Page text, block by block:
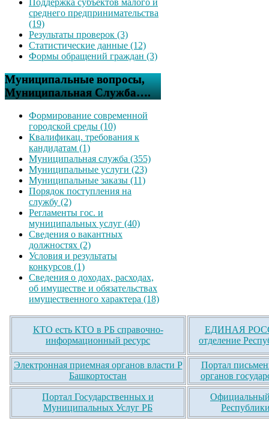
среднего предпринимательства
(19)
Результаты проверок (3)
Статистические данные (12)
Формы обращений граждан (3)
Муниципальные вопросы,
Муниципальная Служба….
Формирование современной
городской среды (10)
Квалификац. требования к
кандидатам (1)
Муниципальная служба (355)
Муниципальные услуги (23)
Муниципальные заказы (11)
Порядок поступления на
службу (2)
Регламенты гос. и
муниципальных услуг (40)
Сведения о вакантных
должностях (2)
Условия и результаты
конкурсов (1)
Сведения о доходах, расходах,
об имуществе и обязательствах
имущественного характера (18)
КТО есть КТО в РБ справочно-
информационный ресурс
ЕДИНАЯ
отделение
Электронная приемная органов власти Р
Башкортостан
Портал
органов
Портал Государственных и
Муниципальных Услуг РБ
Официальный